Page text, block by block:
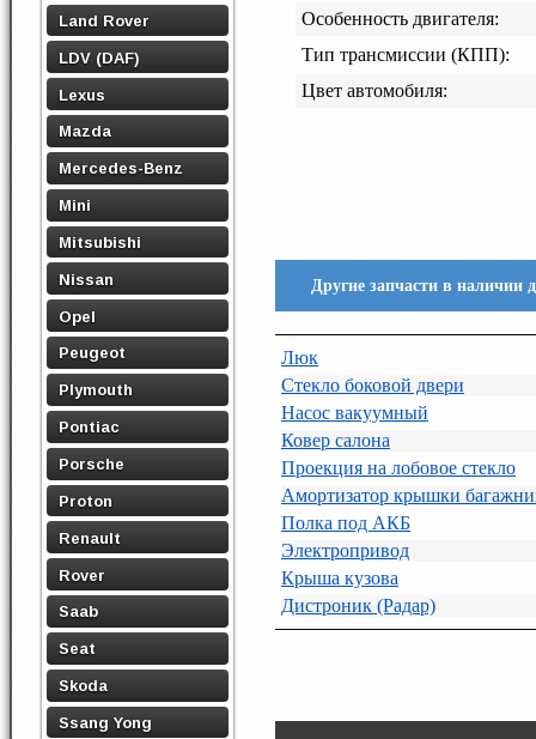
Land Rover
LDV (DAF)
Lexus
Mazda
Mercedes-Benz
Mini
Mitsubishi
Nissan
Opel
Peugeot
Plymouth
Pontiac
Porsche
Proton
Renault
Rover
Saab
Seat
Skoda
Ssang Yong
Особенность двигателя:
Тип трансмиссии (КПП):
Цвет автомобиля:
Другие запчасти в наличии
Люк
Стекло боковой двери
Насос вакуумный
Ковер салона
Проекция на лобовое стекло
Амортизатор крышки
Полка под АКБ
Электропривод
Крыша кузова
Дистроник (Радар)